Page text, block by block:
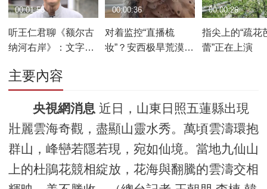
听王仁君聊《额尔古
纳河右岸》：文字如
00:01:55
对着监控“直播梳
妆”？安西极旱荒漠这
00:00:36
指尖上的“疏花
蕾”正在上演
00:00:26
主要內容
央視網消息 近日，山東日照五蓮縣出現
壯麗雲海奇觀，盡顯山靈水秀。萬頃雲濤環抱
群山，峰巒若隱若現，宛如仙境。當地九仙山
上的杜鵑花競相綻放，花海與翻騰的雲濤交相